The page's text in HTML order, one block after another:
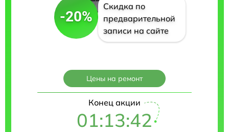
-20%
Скидка по
предварительной
записи на сайте
Цены на ремонт
Конец акции
01:13:41